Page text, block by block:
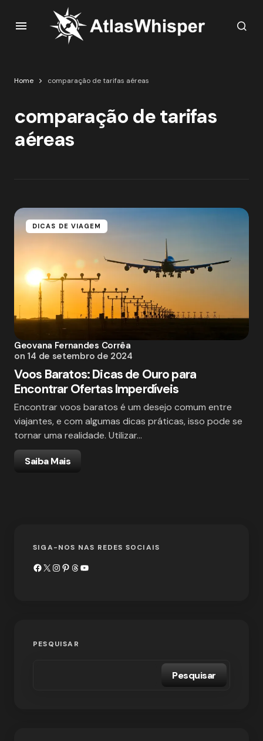
Home comparação de tarifas aéreas
comparação de tarifas
aéreas
DICAS DE VIAGEM
Geovana Fernandes Corrêa
on 14 de setembro de 2024
Voos Baratos: Dicas de Ouro para
Encontrar Ofertas Imperdíveis
Encontrar voos baratos é um desejo comum entre
viajantes, e com algumas dicas práticas, isso pode se
tornar uma realidade. Utilizar…
Saiba Mais
SIGA-NOS NAS REDES SOCIAIS
PESQUISAR
Pesquisar